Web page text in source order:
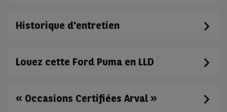
Historique d'entretien
Louez cette Ford Puma en LLD
« Occasions Certifiées Arval »